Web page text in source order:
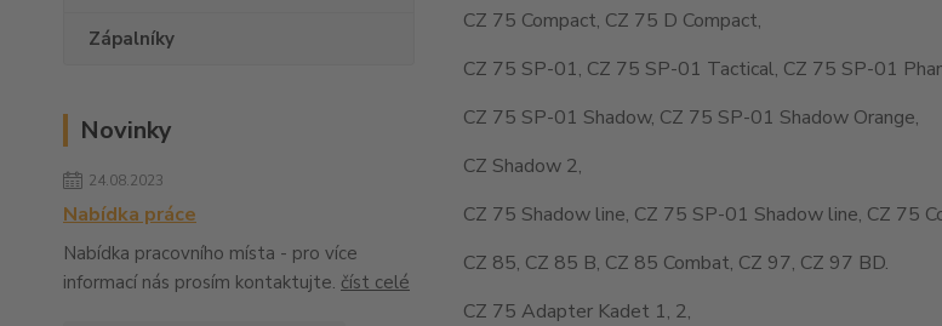
Zápalníky
Novinky
24.08.2023
Nabídka práce
Nabídka pracovního místa - pro více
informací nás prosím kontaktujte. číst celé
CZ 75 Compact, CZ 75 D Compact,
CZ 75 SP-01, CZ 75 SP-01 Tactical, CZ 75 SP-01
CZ 75 SP-01 Shadow, CZ 75 SP-01 Shadow Orange,
CZ Shadow 2,
CZ 75 Shadow line, CZ 75 SP-01 Shadow line, CZ 75
CZ 85, CZ 85 B, CZ 85 Combat, CZ 97, CZ 97 BD.
CZ 75 Adapter Kadet 1, 2,